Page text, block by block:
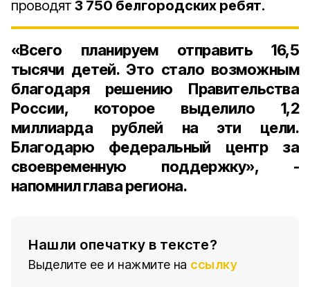
проводят 3 750 белгородских ребят.
«Всего планируем отправить 16,5
тысячи детей. Это стало возможным
благодаря решению Правительства
России, которое выделило 1,2
миллиарда рублей на эти цели.
Благодарю федеральный центр за
своевременную поддержку», -
напомнил глава региона.
Нашли опечатку в тексте?
Выделите ее и нажмите на ссылку